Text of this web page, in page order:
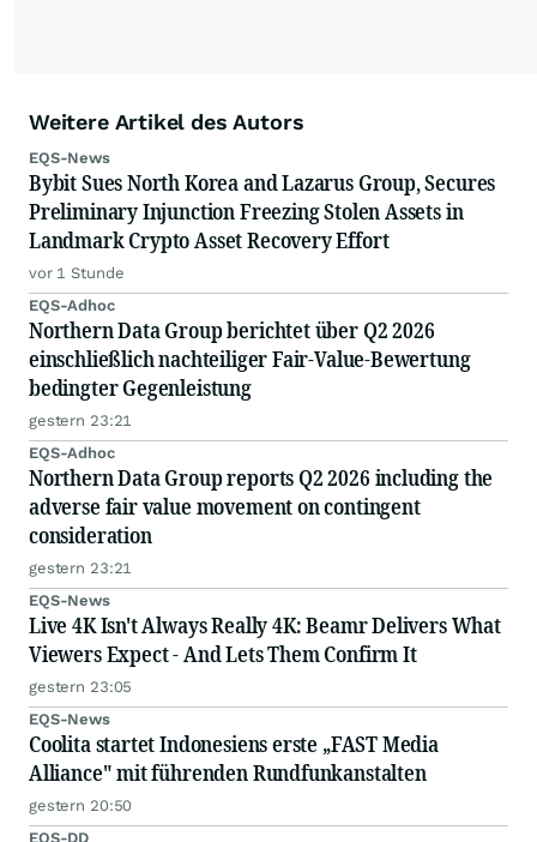
Weitere Artikel des Autors
EQS-News
Bybit Sues North Korea and Lazarus Group, Secures
Preliminary Injunction Freezing Stolen Assets in
Landmark Crypto Asset Recovery Effort
vor 1 Stunde
EQS-Adhoc
Northern Data Group berichtet über Q2 2026
einschließlich nachteiliger Fair-Value-Bewertung
bedingter Gegenleistung
gestern 23:21
EQS-Adhoc
Northern Data Group reports Q2 2026 including the
adverse fair value movement on contingent
consideration
gestern 23:21
EQS-News
Live 4K Isn't Always Really 4K: Beamr Delivers What
Viewers Expect - And Lets Them Confirm It
gestern 23:05
EQS-News
Coolita startet Indonesiens erste „FAST Media
Alliance" mit führenden Rundfunkanstalten
gestern 20:50
EQS-DD